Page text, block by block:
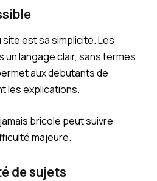
est sa simplicité. Les
langage clair, sans termes
aux débutants de
les explications.
jamais bricolé peut suivre
majeure.
de sujets